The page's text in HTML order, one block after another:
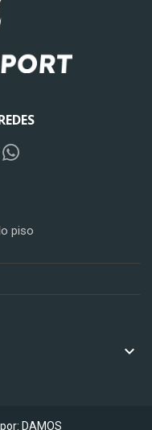
piso

DAMOS